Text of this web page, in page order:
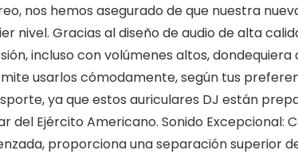
nos hemos asegurado de que nuestra
nivel. Gracias al diseño de audio de alta
incluso con volúmenes altos, dondequiera
usarlos cómodamente, según tus
ya que estos auriculares DJ están
del Ejército Americano. Sonido Excepcional:
proporciona una separación superior